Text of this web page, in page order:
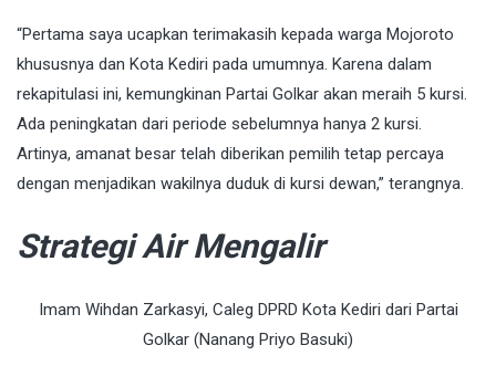
“Pertama saya ucapkan terimakasih kepada warga Mojoroto
khususnya dan Kota Kediri pada umumnya. Karena dalam
rekapitulasi ini, kemungkinan Partai Golkar akan meraih 5 kursi.
Ada peningkatan dari periode sebelumnya hanya 2 kursi.
Artinya, amanat besar telah diberikan pemilih tetap percaya
dengan menjadikan wakilnya duduk di kursi dewan,” terangnya.
Strategi Air Mengalir
Imam Wihdan Zarkasyi, Caleg DPRD Kota Kediri dari Partai
Golkar (Nanang Priyo Basuki)